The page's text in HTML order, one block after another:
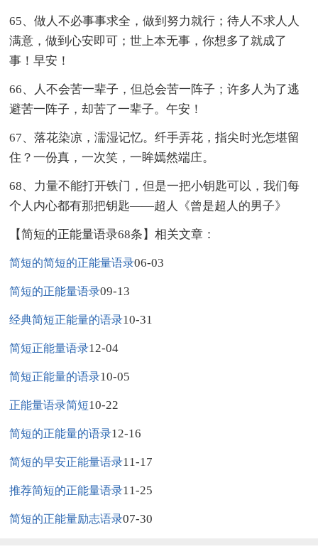
65、做人不必事事求全，做到努力就行；待人不求人人
满意，做到心安即可；世上本无事，你想多了就成了
事！早安！
66、人不会苦一辈子，但总会苦一阵子；许多人为了逃
避苦一阵子，却苦了一辈子。午安！
67、落花染凉，濡湿记忆。纤手弄花，指尖时光怎堪留
住？一份真，一次笑，一眸嫣然端庄。
68、力量不能打开铁门，但是一把小钥匙可以，我们每
个人内心都有那把钥匙――超人《曾是超人的男子》
【简短的正能量语录68条】相关文章：
简短的简短的正能量语录06-03
简短的正能量语录09-13
经典简短正能量的语录10-31
简短正能量语录12-04
简短正能量的语录10-05
正能量语录简短10-22
简短的正能量的语录12-16
简短的早安正能量语录11-17
推荐简短的正能量语录11-25
简短的正能量励志语录07-30